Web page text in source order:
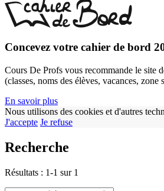
Concevez votre cahier de bord
Cours De Profs vous recommande le site
(classes, noms des élèves, vacances,
En savoir plus
Nous utilisons des cookies et d'autres
J'accepte Je refuse
Recherche
Résultats : 1-1 sur 1